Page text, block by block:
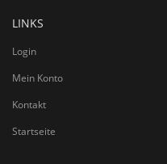
LINKS
Login
Mein Konto
Kontakt
Startseite